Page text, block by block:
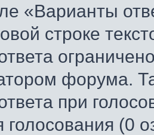
«Варианты
строке
форума.
при
голосования (0